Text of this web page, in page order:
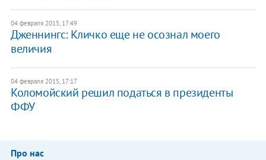
04 февраля 2015, 17:49
Дженнингс: Кличко еще не осознал моего
величия
04 февраля 2015, 17:17
Коломойский решил податься в президенты
ФФУ
Про нас